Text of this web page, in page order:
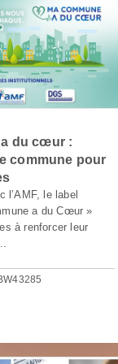
a du cœur :
commune pour
l’AMF, le label
a du Cœur »
à renforcer leur